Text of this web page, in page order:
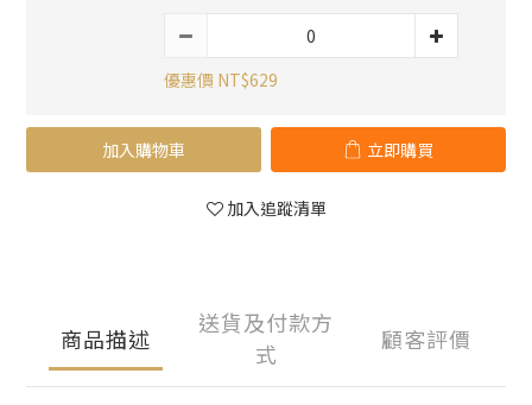
優惠價 NT$629
加入購物車 立即購買
加入追蹤清單
商品描述
送貨及付款方
式
顧客評價